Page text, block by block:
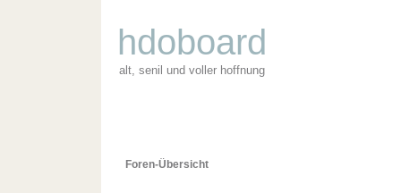
hdoboard
alt, senil und voller hoffnung
Foren-Übersicht